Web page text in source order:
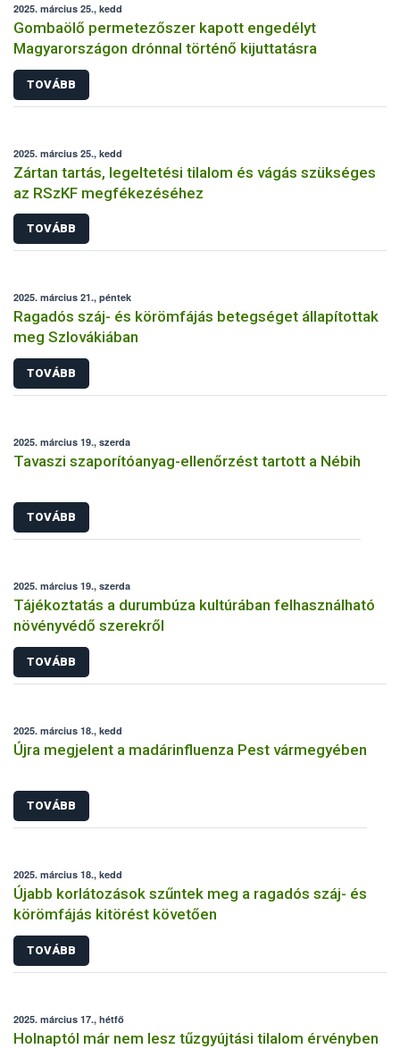
2025. március 25., kedd
Gombaölő permetezőszer kapott engedélyt
Magyarországon drónnal történő kijuttatásra
TOVÁBB
2025. március 25., kedd
Zártan tartás, legeltetési tilalom és vágás szükséges
az RSzKF megfékezéséhez
TOVÁBB
2025. március 21., péntek
Ragadós száj- és körömfájás betegséget állapítottak
meg Szlovákiában
TOVÁBB
2025. március 19., szerda
Tavaszi szaporítóanyag-ellenőrzést tartott a Nébih
TOVÁBB
2025. március 19., szerda
Tájékoztatás a durumbúza kultúrában felhasználható
növényvédő szerekről
TOVÁBB
2025. március 18., kedd
Újra megjelent a madárinfluenza Pest vármegyében
TOVÁBB
2025. március 18., kedd
Újabb korlátozások szűntek meg a ragadós száj- és
körömfájás kitörést követően
TOVÁBB
2025. március 17., hétfő
Holnaptól már nem lesz tűzgyújtási tilalom érvényben